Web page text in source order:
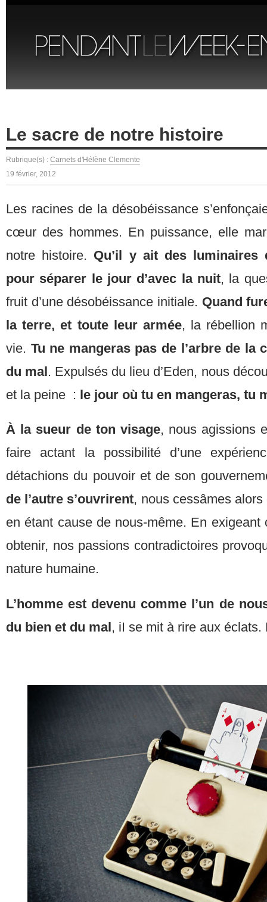
Le sacre de notre histoire
Rubrique(s) : Carnets d'Hélène Clemente
19 février, 2012
Les racines de la désobéissance
cœur des hommes. En puissance, elle
notre histoire. Qu’il y ait des luminaires
pour séparer le jour d’avec la nuit, la
fruit d’une désobéissance initiale. Quand
la terre, et toute leur armée, la rébellion
vie. Tu ne mangeras pas de l’arbre de la
du mal. Expulsés du lieu d’Eden, nous
et la peine : le jour où tu en mangeras, tu
À la sueur de ton visage, nous agissions
faire actant la possibilité d’une
détachions du pouvoir et de son
de l’autre s’ouvrirent, nous cessâmes
en étant cause de nous-même. En
obtenir, nos passions contradictoires
nature humaine.
L’homme est devenu comme l’un de
du bien et du mal, iI se mit à rire aux éclats.